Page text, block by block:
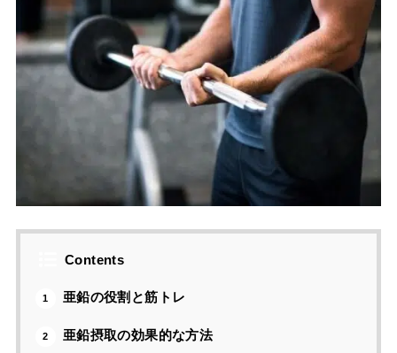
Contents
1 亜鉛の役割と筋トレ
2 亜鉛摂取の効果的な方法